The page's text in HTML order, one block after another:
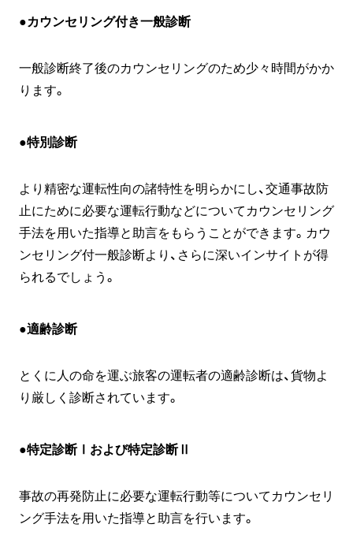
●カウンセリング付き一般診断
一般診断終了後のカウンセリングのため少々時間がかか
ります。
●特別診断
より精密な運転性向の諸特性を明らかにし、交通事故防
止にために必要な運転行動などについてカウンセリング
手法を用いた指導と助言をもらうことができます。カウ
ンセリング付一般診断より、さらに深いインサイトが得
られるでしょう。
●適齢診断
とくに人の命を運ぶ旅客の運転者の適齢診断は、貨物よ
り厳しく診断されています。
●特定診断Ⅰおよび特定診断Ⅱ
事故の再発防止に必要な運転行動等についてカウンセリ
ング手法を用いた指導と助言を行います。